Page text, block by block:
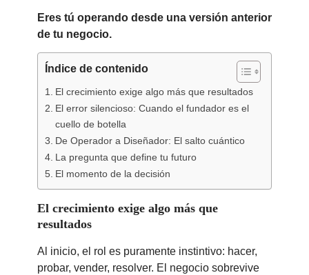
Eres tú operando desde una versión anterior
de tu negocio.
Índice de contenido
El crecimiento exige algo más que resultados
El error silencioso: Cuando el fundador es el
cuello de botella
De Operador a Diseñador: El salto cuántico
La pregunta que define tu futuro
El momento de la decisión
El crecimiento exige algo más que
resultados
Al inicio, el rol es puramente instintivo: hacer,
probar, vender, resolver. El negocio sobrevive